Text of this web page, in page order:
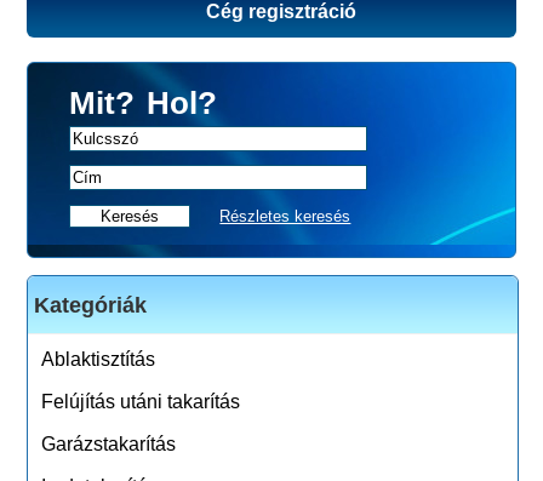
Cég regisztráció
Mit? Hol?
Részletes keresés
Kategóriák
Ablaktisztítás
Felújítás utáni takarítás
Garázstakarítás